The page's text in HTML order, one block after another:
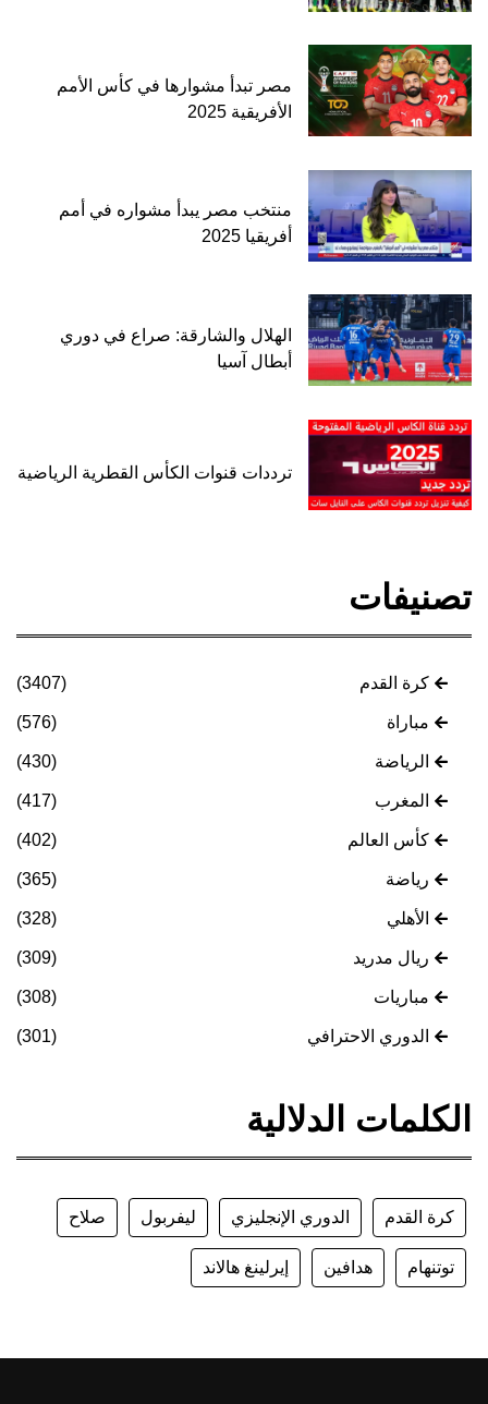
مصر تبدأ مشوارها في كأس الأمم
الأفريقية 2025
منتخب مصر يبدأ مشواره في أمم
أفريقيا 2025
الهلال والشارقة: صراع في دوري
أبطال آسيا
ترددات قنوات الكأس القطرية الرياضية
تصنيفات
كرة القدم (3407)
مباراة (576)
الرياضة (430)
المغرب (417)
كأس العالم (402)
رياضة (365)
الأهلي (328)
ريال مدريد (309)
مباريات (308)
الدوري الاحترافي (301)
الكلمات الدلالية
كرة القدم الدوري الإنجليزي ليفربول صلاح
توتنهام هدافين إيرلينغ هالاند